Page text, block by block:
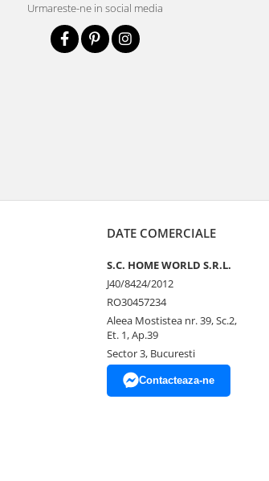
Urmareste-ne in social media
DATE COMERCIALE
S.C. HOME WORLD S.R.L.
J40/8424/2012
RO30457234
Aleea Mostistea nr. 39, Sc.2,
Et. 1, Ap.39
Sector 3, Bucuresti
Contacteaza-ne